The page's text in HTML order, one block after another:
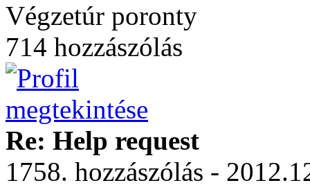
Végzetúr poronty
714 hozzászólás
Re: Help request
1758. hozzászólás -